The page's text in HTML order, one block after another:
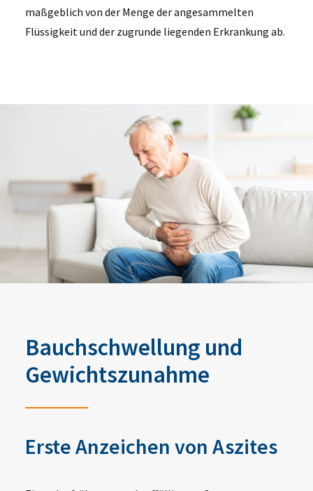
maßgeblich von der Menge der angesammelten
Flüssigkeit und der zugrunde liegenden Erkrankung ab.
Bauchschwellung und
Gewichtszunahme
Erste Anzeichen von Aszites